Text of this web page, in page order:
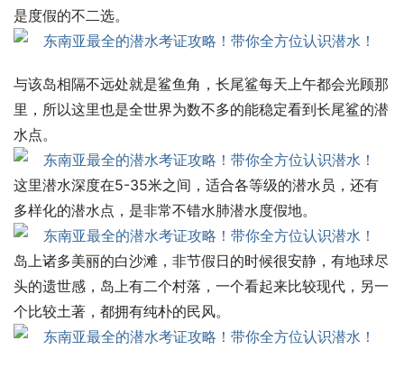
是度假的不二选。
与该岛相隔不远处就是鲨鱼角，长尾鲨每天上午都会光顾那
里，所以这里也是全世界为数不多的能稳定看到长尾鲨的潜
水点。
这里潜水深度在5-35米之间，适合各等级的潜水员，还有
多样化的潜水点，是非常不错水肺潜水度假地。
岛上诸多美丽的白沙滩，非节假日的时候很安静，有地球尽
头的遗世感，岛上有二个村落，一个看起来比较现代，另一
个比较土著，都拥有纯朴的民风。